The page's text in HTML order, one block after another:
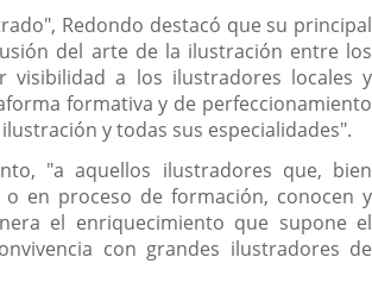
Redondo destacó que su principal
del arte de la ilustración entre los
visibilidad a los ilustradores locales y
formativa y de perfeccionamiento
y todas sus especialidades".
"a aquellos ilustradores que, bien
o en proceso de formación, conocen y
el enriquecimiento que supone el
con grandes ilustradores de